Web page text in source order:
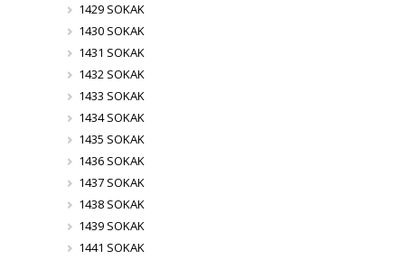
1429 SOKAK
1430 SOKAK
1431 SOKAK
1432 SOKAK
1433 SOKAK
1434 SOKAK
1435 SOKAK
1436 SOKAK
1437 SOKAK
1438 SOKAK
1439 SOKAK
1441 SOKAK